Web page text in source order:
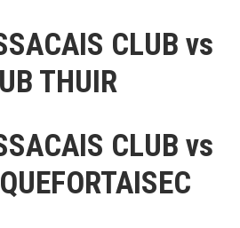
CLUB vs
THUIR
CLUB vs